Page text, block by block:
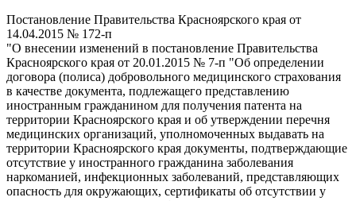
Постановление Правительства Красноярского края от
14.04.2015 № 172-п
"О внесении изменений в постановление Правительства
Красноярского края от 20.01.2015 № 7-п "Об определении
договора (полиса) добровольного медицинского страхования
в качестве документа, подлежащего представлению
иностранным гражданином для получения патента на
территории Красноярского края и об утверждении перечня
медицинских организаций, уполномоченных выдавать на
территории Красноярского края документы, подтверждающие
отсутствие у иностранного гражданина заболевания
наркоманией, инфекционных заболеваний, представляющих
опасность для окружающих, сертификаты об отсутствии у